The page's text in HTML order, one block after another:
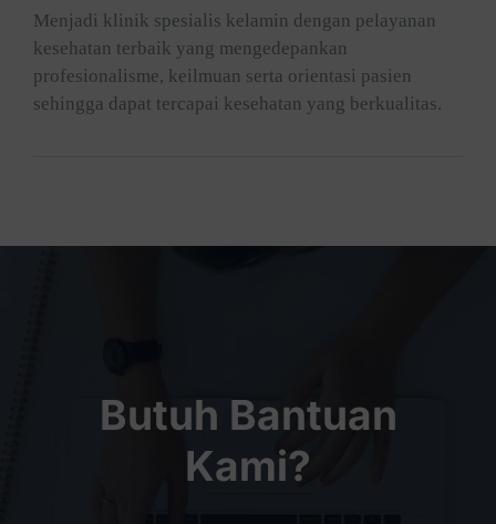
Menjadi klinik spesialis kelamin dengan pelayanan
kesehatan terbaik yang mengedepankan
profesionalisme, keilmuan serta orientasi pasien
sehingga dapat tercapai kesehatan yang berkualitas.
Butuh Bantuan
Kami?